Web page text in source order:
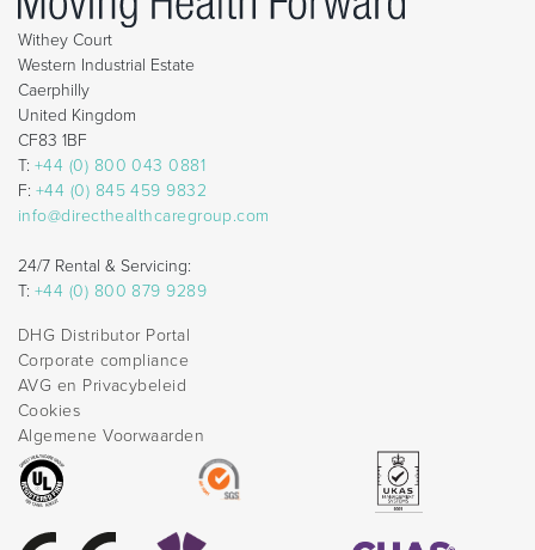
Withey Court
Western Industrial Estate
Caerphilly
United Kingdom
CF83 1BF
T: +44 (0) 800 043 0881
F: +44 (0) 845 459 9832
info@directhealthcaregroup.com
24/7 Rental & Servicing:
T: +44 (0) 800 879 9289
DHG Distributor Portal
Corporate compliance
AVG en Privacybeleid
Cookies
Algemene Voorwaarden